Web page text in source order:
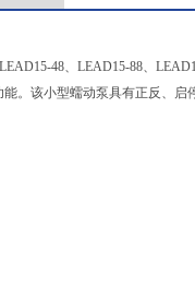
48、LEAD15-88、
。该小型蠕动泵具有正反、